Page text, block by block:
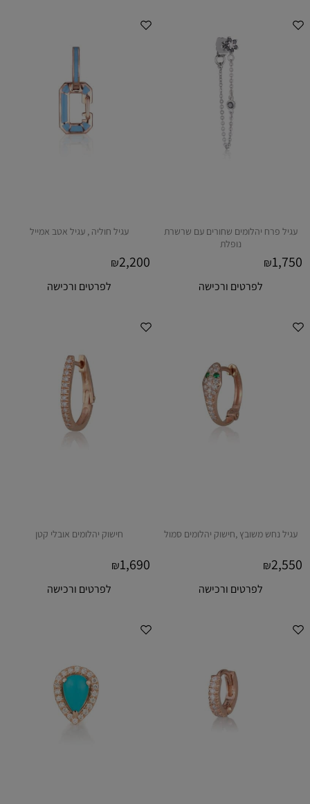
עגיל פרח יהלומים שחורים עם שרשרת
נופלת
₪1,750
לפרטים ורכישה
עגיל חוליה , עגיל אטב אמייל
₪2,200
לפרטים ורכישה
עגיל נחש משובץ ,חישוק יהלומים סמול
₪2,550
לפרטים ורכישה
חישוק יהלומים אובלי קטן
₪1,690
לפרטים ורכישה